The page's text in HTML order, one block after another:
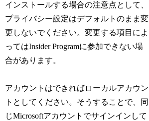
インストールする場合の注意点として、
プライバシー設定はデフォルトのまま変
更しないでください。変更する項目によ
ってはInsider Programに参加できない場
合があります。
アカウントはできればローカルアカウン
トとしてください。そうすることで、同
じMicrosoftアカウントでサインインして